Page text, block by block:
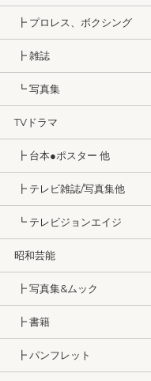
┣ プロレス、ボクシング
┣ 雑誌
┗ 写真集
TVドラマ
┣ 台本●ポスター 他
┣ テレビ雑誌/写真集他
┗ テレビジョンエイジ
昭和芸能
┣ 写真集&ムック
┣ 書籍
┣ パンフレット